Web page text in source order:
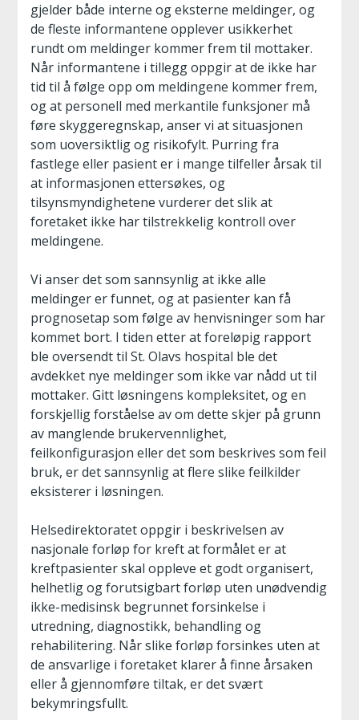
gjelder både interne og eksterne meldinger, og
de fleste informantene opplever usikkerhet
rundt om meldinger kommer frem til mottaker.
Når informantene i tillegg oppgir at de ikke har
tid til å følge opp om meldingene kommer frem,
og at personell med merkantile funksjoner må
føre skyggeregnskap, anser vi at situasjonen
som uoversiktlig og risikofylt. Purring fra
fastlege eller pasient er i mange tilfeller årsak til
at informasjonen ettersøkes, og
tilsynsmyndighetene vurderer det slik at
foretaket ikke har tilstrekkelig kontroll over
meldingene.
Vi anser det som sannsynlig at ikke alle
meldinger er funnet, og at pasienter kan få
prognosetap som følge av henvisninger som har
kommet bort. I tiden etter at foreløpig rapport
ble oversendt til St. Olavs hospital ble det
avdekket nye meldinger som ikke var nådd ut til
mottaker. Gitt løsningens kompleksitet, og en
forskjellig forståelse av om dette skjer på grunn
av manglende brukervennlighet,
feilkonfigurasjon eller det som beskrives som feil
bruk, er det sannsynlig at flere slike feilkilder
eksisterer i løsningen.
Helsedirektoratet oppgir i beskrivelsen av
nasjonale forløp for kreft at formålet er at
kreftpasienter skal oppleve et godt organisert,
helhetlig og forutsigbart forløp uten unødvendig
ikke-medisinsk begrunnet forsinkelse i
utredning, diagnostikk, behandling og
rehabilitering. Når slike forløp forsinkes uten at
de ansvarlige i foretaket klarer å finne årsaken
eller å gjennomføre tiltak, er det svært
bekymringsfullt.